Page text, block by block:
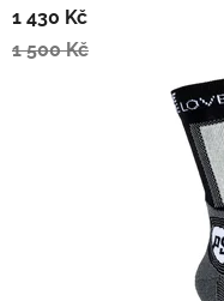
1 430 Kč
1 500 Kč